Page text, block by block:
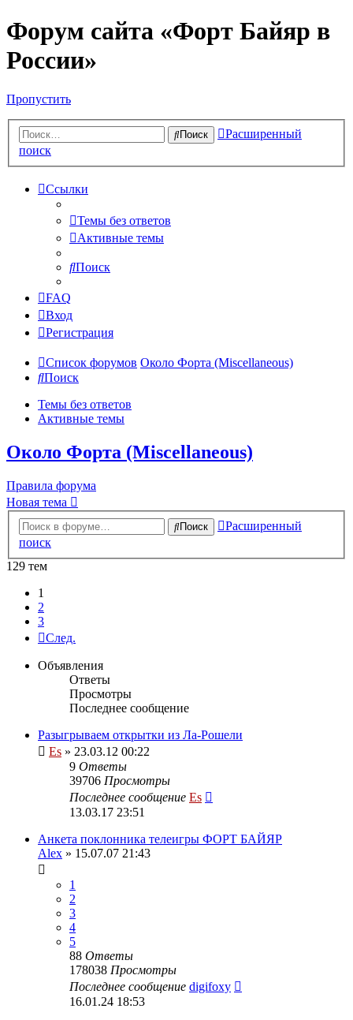
Форум сайта «Форт Байяр в
России»
Пропустить
Поиск
Расширенный
поиск
Ссылки
Темы без ответов
Активные темы
Поиск
FAQ
Вход
Регистрация
Список форумов Около Форта (Miscellaneous)
Поиск
Темы без ответов
Активные темы
Около Форта (Miscellaneous)
Правила форума
Новая тема
Поиск
Расширенный
поиск
129 тем
1
2
3
След.
Объявления
Ответы
Просмотры
Последнее сообщение
Разыгрываем открытки из Ла-Рошели
Es » 23.03.12 00:22
9 Ответы
39706 Просмотры
Последнее сообщение Es
13.03.17 23:51
Анкета поклонника телеигры ФОРТ БАЙЯР
Alex » 15.07.07 21:43
1
2
3
4
5
88 Ответы
178038 Просмотры
Последнее сообщение digifoxy
16.01.24 18:53